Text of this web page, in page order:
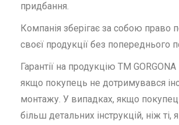
придбання.
Компанія зберігає за собою право
своєї продукції без попереднього
Гарантії на продукцію ТМ
якщо покупець не дотримувався
монтажу. У випадках, якщо
більш детальних інструкцій, ніж ті,